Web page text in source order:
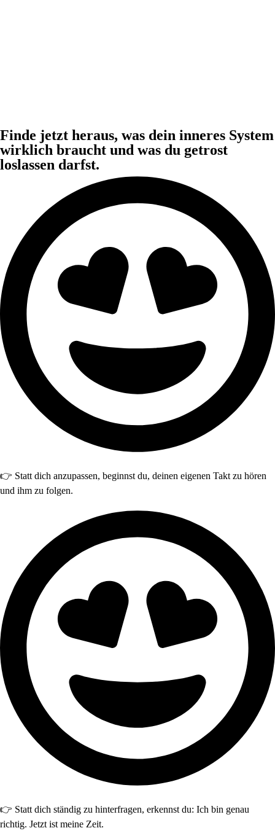
Finde jetzt heraus, was dein inneres System
wirklich braucht und was du getrost
loslassen darfst.
👉 Statt dich anzupassen, beginnst du, deinen eigenen Takt zu hören
und ihm zu folgen.
👉 Statt dich ständig zu hinterfragen, erkennst du: Ich bin genau
richtig. Jetzt ist meine Zeit.